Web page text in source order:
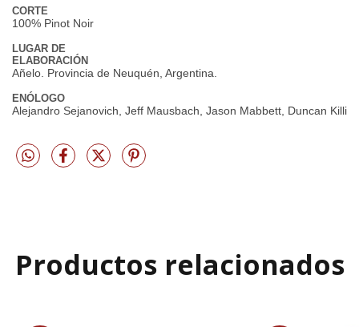
CORTE
100% Pinot Noir
LUGAR DE
ELABORACIÓN
Añelo. Provincia de Neuquén, Argentina.
ENÓLOGO
Alejandro Sejanovich, Jeff Mausbach, Jason Mabbett, Duncan
Productos relacionados